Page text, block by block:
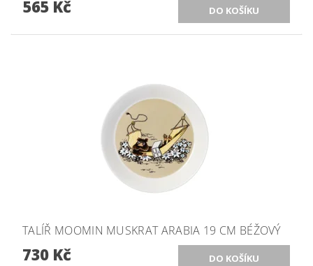
565 Kč
TALÍŘ MOOMIN MUSKRAT ARABIA 19 CM BÉŽOVÝ
730 Kč